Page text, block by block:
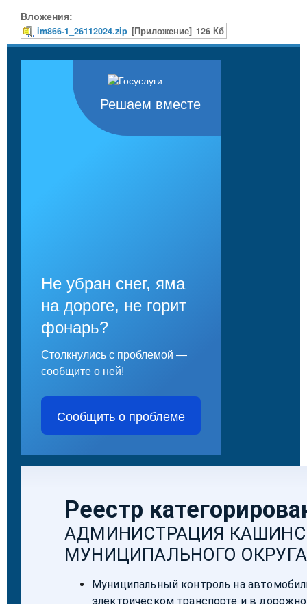
Вложения:
im866-1_26112024.zip [Приложение] 126 Кб
Решаем вместе
Не убран снег, яма
на дороге, не горит
фонарь?
Столкнулись с проблемой —
сообщите о ней!
Сообщить о проблеме